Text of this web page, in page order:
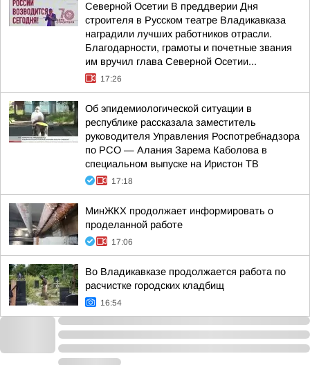
Северной Осетии В преддверии Дня
строителя в Русском театре Владикавказа
наградили лучших работников отрасли.
Благодарности, грамоты и почетные звания
им вручил глава Северной Осетии...
17:26
Об эпидемиологической ситуации в
республике рассказала заместитель
руководителя Управления Роспотребнадзора
по РСО — Алания Зарема Каболова в
специальном выпуске на Иристон ТВ
17:18
МинЖКХ продолжает информировать о
проделанной работе
17:06
Во Владикавказе продолжается работа по
расчистке городских кладбищ
16:54